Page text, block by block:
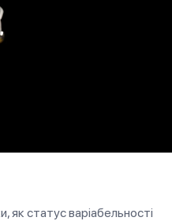
як статус варіабельності